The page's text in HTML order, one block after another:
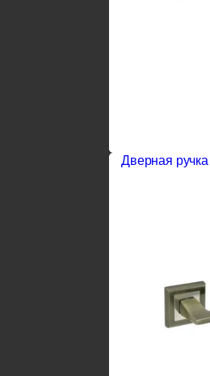
Дверная